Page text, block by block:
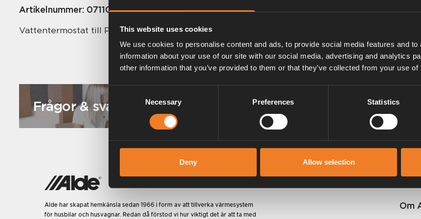
This website uses cookies
We use cookies to personalise content and ads, to provide social media features and
information about your use of our site with our social media, advertising and analytics
other information that you’ve provided to them or that they’ve collected from your use
Selection
Necessary Preferences Statistics
Deny Allow selection
Artikelnummer: 0711031
Vattentermostat till Primus 2450, 2460, 2470, 2480 och 2490.
Frågor & svar Manualer & dokument
Alde har skapat hemkänsla sedan 1966 i form av att tillverka värmesystem
för husbilar och husvagnar. Redan då förstod vi hur viktigt det är att ta med
Om